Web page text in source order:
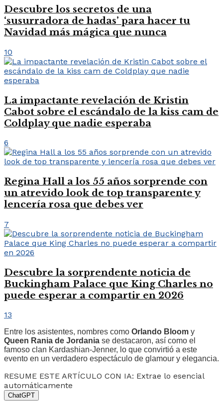
Descubre los secretos de una
‘susurradora de hadas’ para hacer tu
Navidad más mágica que nunca
10
La impactante revelación de Kristin
Cabot sobre el escándalo de la kiss cam de
Coldplay que nadie esperaba
6
Regina Hall a los 55 años sorprende con
un atrevido look de top transparente y
lencería rosa que debes ver
7
Descubre la sorprendente noticia de
Buckingham Palace que King Charles no
puede esperar a compartir en 2026
13
Entre los asistentes, nombres como Orlando Bloom y
Queen Rania de Jordania se destacaron, así como el
famoso clan Kardashian-Jenner, lo que convirtió a este
evento en un verdadero espectáculo de glamour y elegancia.
RESUME ESTE ARTÍCULO CON IA: Extrae lo esencial
automáticamente
ChatGPT